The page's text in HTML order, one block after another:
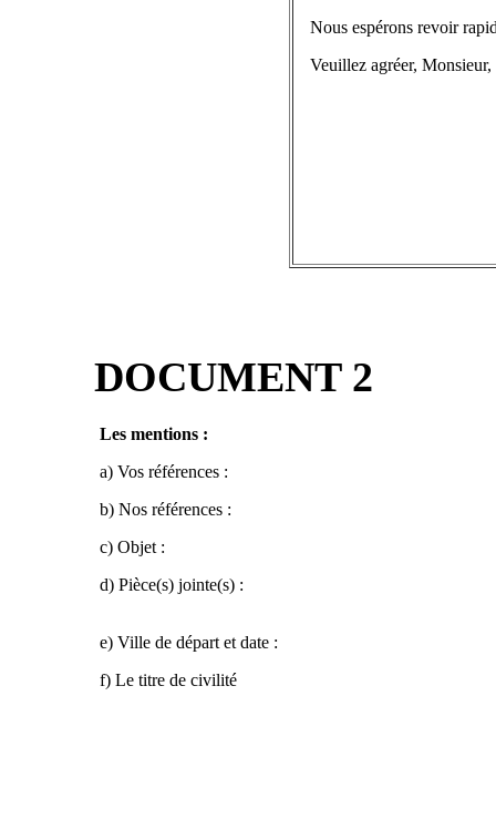
Nous espérons revoir
Veuillez agréer,
DOCUMENT 2
Les mentions :
a) Vos références :
b) Nos références :
c) Objet :
d) Pièce(s) jointe(s) :
e) Ville de départ et date :
f) Le titre de civilité